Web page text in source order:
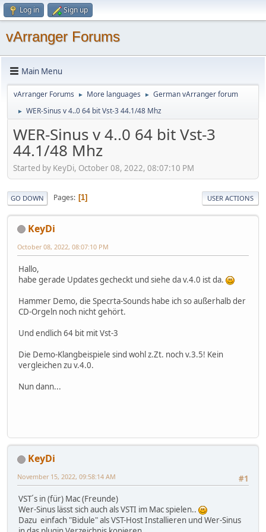
Log in Sign up
vArranger Forums
Main Menu
vArranger Forums ► More languages ► German vArranger forum
► WER-Sinus v 4..0 64 bit Vst-3 44.1/48 Mhz
WER-Sinus v 4..0 64 bit Vst-3
44.1/48 Mhz
Started by KeyDi, October 08, 2022, 08:07:10 PM
GO DOWN Pages 1 USER ACTIONS
KeyDi
October 08, 2022, 08:07:10 PM
Hallo,
habe gerade Updates gecheckt und siehe da v.4.0 ist da.
Hammer Demo, die Specrta-Sounds habe ich so außerhalb der
CD-Orgeln noch nicht gehört.
Und endlich 64 bit mit Vst-3
Die Demo-Klangbeispiele sind wohl z.Zt. noch v.3.5! Kein
vergleichen zu v.4.0.
Nun dann...
KeyDi
#1
November 15, 2022, 09:58:14 AM
VST´s in (für) Mac (Freunde)
Wer-Sinus lässt sich auch als VSTI im Mac spielen..
Dazu einfach "Bidule" als VST-Host Installieren und Wer-Sinus